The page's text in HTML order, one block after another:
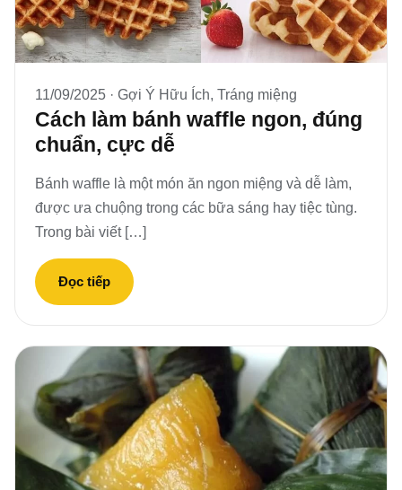
11/09/2025 · Gợi Ý Hữu Ích, Tráng miệng
Cách làm bánh waffle ngon, đúng
chuẩn, cực dễ
Bánh waffle là một món ăn ngon miệng và dễ làm,
được ưa chuộng trong các bữa sáng hay tiệc tùng.
Trong bài viết […]
Đọc tiếp